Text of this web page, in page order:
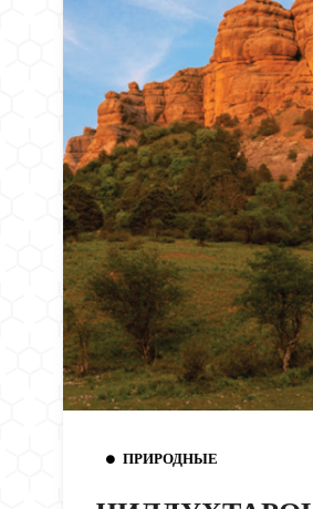
ПРИРОДНЫЕ